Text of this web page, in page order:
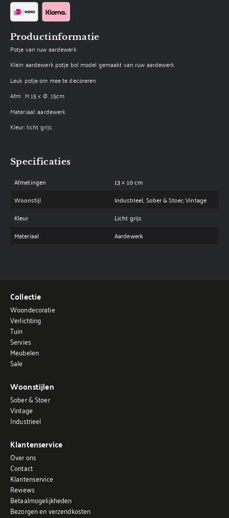
Productinformatie
Potje van ruw aardewerk
Klein aardewerk potje bol model gemaakt van ruw aardewerk
Leuk potje om mee te decoreren
Afm: H 15 x Ø 15cm
Materiaal: aardewerk
Kleur: licht grijs
Specificaties
Afmetingen
13 × 10 cm
Woonstijl
Industrieel, Sober & Stoer, Vintage
Kleur
Licht grijs
Materiaal
Aardewerk
Collectie
Woondecoratie
Verlichting
Tuin
Servies
Meubelen
Sale
Woonstijlen
Sober & Stoer
Vintage
Industrieel
Klantenservice
Over ons
Contact
Klantenservice
Reviews
Betaalmogelijkheden
Bezorgen en verzendkosten